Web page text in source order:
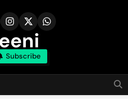
eeni
Subscribe